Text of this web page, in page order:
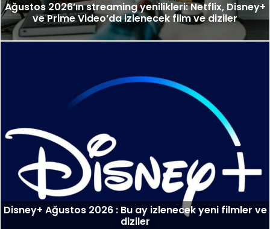
Ağustos 2026’ın streaming yenilikleri: Netflix, Disney+
ve Prime Video’da izlenecek film ve diziler
Disney+ Ağustos 2026 : Bu ay izlenecek yeni filmler ve
diziler